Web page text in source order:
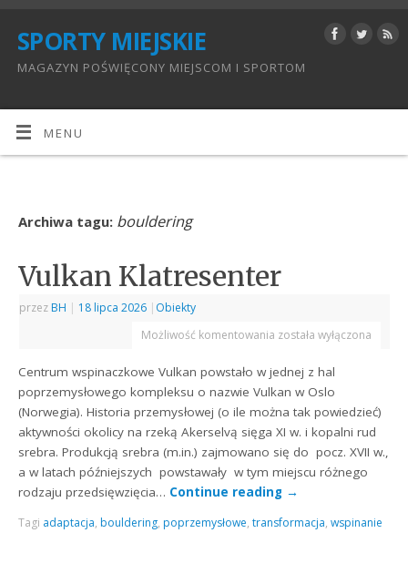
SPORTY MIEJSKIE
MAGAZYN POŚWIĘCONY MIEJSCOM I SPORTOM
MENU
Archiwa tagu: bouldering
Vulkan Klatresenter
przez BH | 18 lipca 2026 | Obiekty
Możliwość komentowania została wyłączona
Centrum wspinaczkowe Vulkan powstało w jednej z hal
poprzemysłowego kompleksu o nazwie Vulkan w Oslo
(Norwegia). Historia przemysłowej (o ile można tak powiedzieć)
aktywności okolicy na rzeką Akerselvą sięga XI w. i kopalni rud
srebra. Produkcją srebra (m.in.) zajmowano się do pocz. XVII w.,
a w latach późniejszych powstawały w tym miejscu różnego
rodzaju przedsięwzięcia… Continue reading →
Tagi adaptacja, bouldering, poprzemysłowe,transformacja,wspinanie